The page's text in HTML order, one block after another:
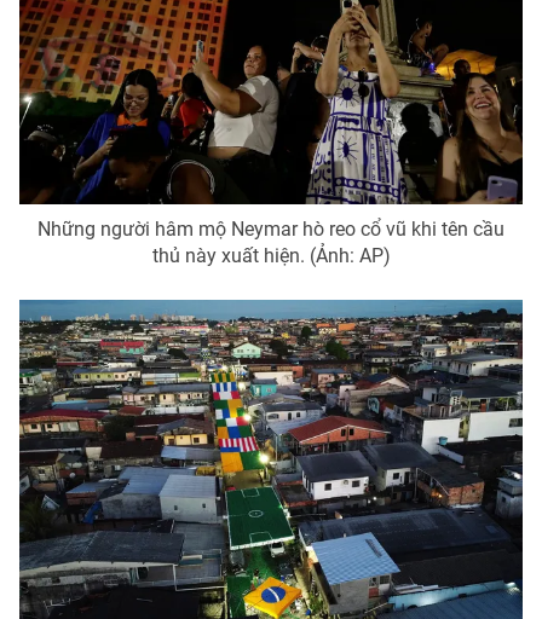
Tổng đài VTV:024.38 355 931 - 024.38 355 932
Ðiện thoại Thời báo VTV:024.66 897 897
Email:toasoan@vtv.vn
Liên hệ quảng cáo:024-7300.7108
® Cấm sao chép dưới mọi hình thức nếu không có sự chấp
thuận bằng văn bản. Ghi rõ nguồn VTV.vn khi phát hành lại
thông tin từ website này.
Những người hâm mộ Neymar hò reo cổ vũ khi tên cầu
thủ này xuất hiện. (Ảnh: AP)